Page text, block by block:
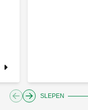
SLEPEN